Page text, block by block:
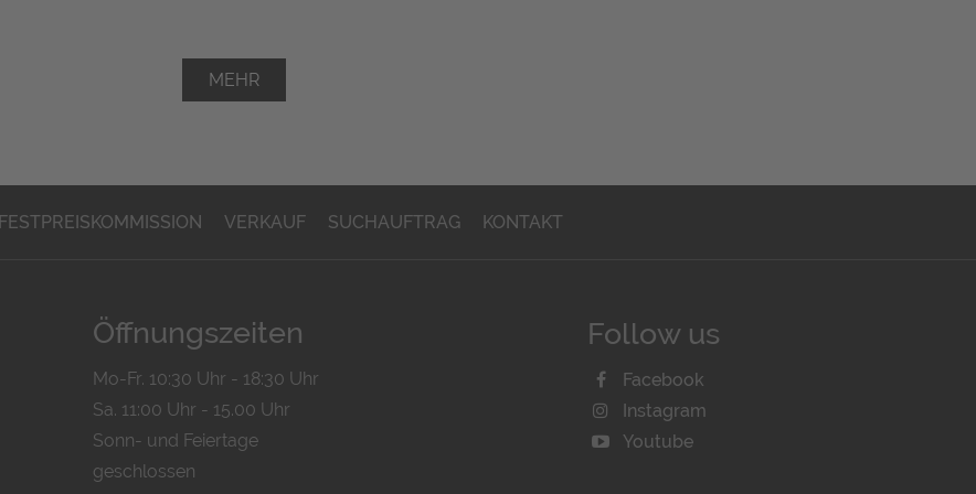
MEHR
FESTPREISKOMMISSION VERKAUF SUCHAUFTRAG KONTAKT
Öffnungszeiten
Mo-Fr. 10:30 Uhr - 18:30 Uhr
Sa. 11:00 Uhr - 15.00 Uhr
Sonn- und Feiertage
geschlossen
Follow us
Facebook
Instagram
Youtube